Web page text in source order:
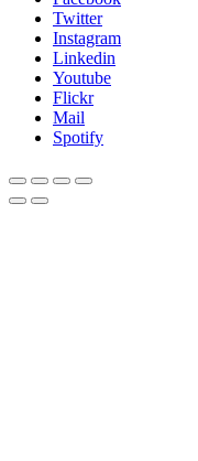
Twitter
Instagram
Linkedin
Youtube
Flickr
Mail
Spotify